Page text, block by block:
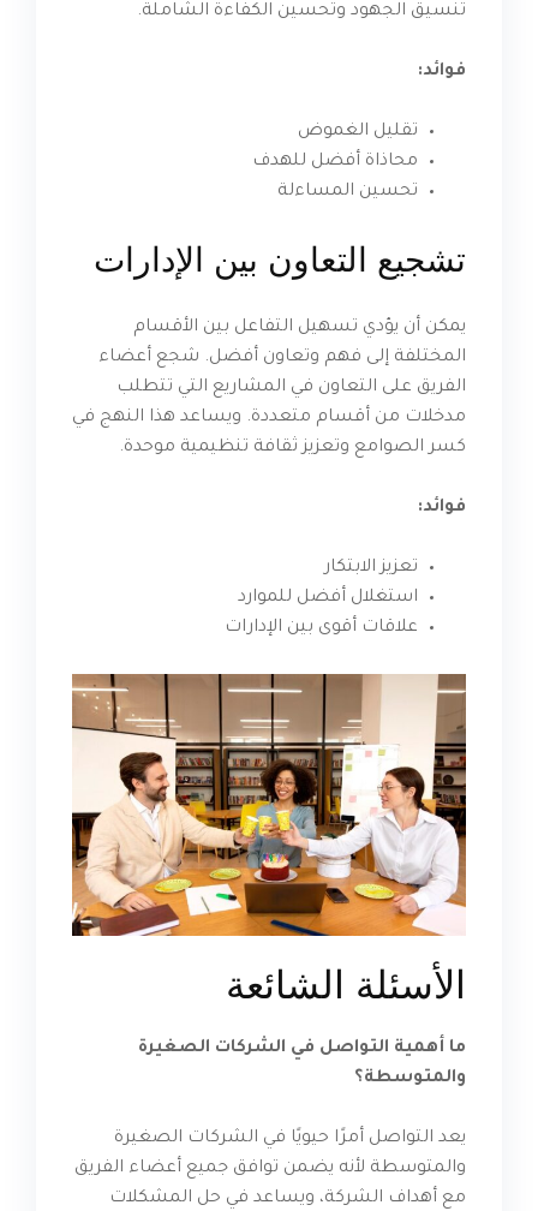
تنسيق الجهود وتحسين الكفاءة الشاملة.
فوائد:
تقليل الغموض
محاذاة أفضل للهدف
تحسين المساءلة
تشجيع التعاون بين الإدارات
يمكن أن يؤدي تسهيل التفاعل بين الأقسام
المختلفة إلى فهم وتعاون أفضل. شجع أعضاء
الفريق على التعاون في المشاريع التي تتطلب
مدخلات من أقسام متعددة. ويساعد هذا النهج في
كسر الصوامع وتعزيز ثقافة تنظيمية موحدة.
فوائد:
تعزيز الابتكار
استغلال أفضل للموارد
علاقات أقوى بين الإدارات
الأسئلة الشائعة
ما أهمية التواصل في الشركات الصغيرة
والمتوسطة؟
يعد التواصل أمرًا حيويًا في الشركات الصغيرة
والمتوسطة لأنه يضمن توافق جميع أعضاء الفريق
مع أهداف الشركة، ويساعد في حل المشكلات